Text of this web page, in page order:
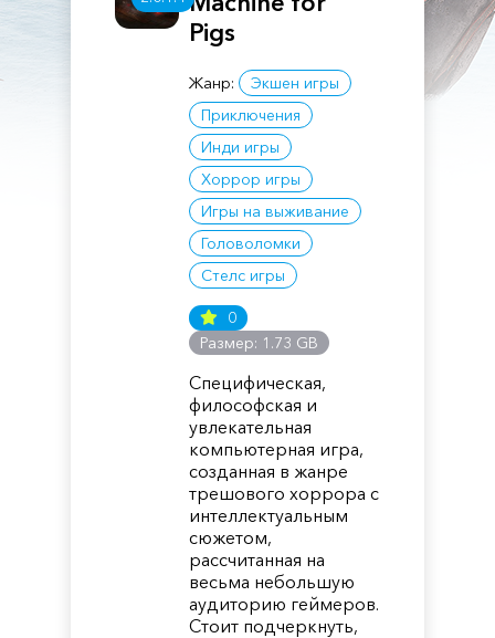
Pigs
Жанр:
Экшен игры
Приключения
Инди игры
Хоррор игры
Игры на выживание
Головоломки
Стелс игры
0
Размер: 1.73 GB
Специфическая,
философская и
увлекательная
компьютерная игра,
созданная в жанре
трешового хоррора с
интеллектуальным
сюжетом,
рассчитанная на
весьма небольшую
аудиторию геймеров.
Стоит подчеркнуть,